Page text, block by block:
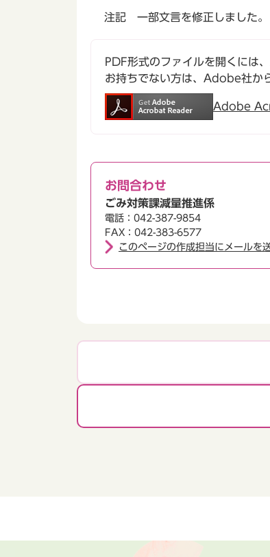
注記 一部文言を修正しました。
PDF形式のファイルを開くに
お持ちでない方は、Adobe社か
Adobe
お問合わせ
ごみ対策課減量推進係
電話：042-387-9854
FAX：042-383-6577
このページの作成担当にメールを